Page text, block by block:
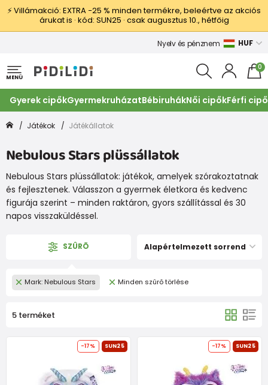
⚡ Villámakció: EXTRA −25 % minden termékre, beleértve az akciós
árukat is · kód: SUN25 · csak augusztus 10., hétfőig
Nyelv és pénznem HUF
MENÜ
0
Gyerek cipőkGyermekruházatBébiruhákNői cipőkFérfi
Játékok Játékállatok
Nebulous Stars plüssállatok
Nebulous Stars plüssállatok: játékok, amelyek szórakoztatnak
és fejlesztenek. Válasszon a gyermek életkora és kedvenc
figurája szerint – minden raktáron, gyors szállítással és 30
napos visszaküldéssel.
SZÛRÕ Alapértelmezett sorrend
Mark: Nebulous Stars Minden szûrõ törlése
5 terméket
-17% SUN25 -17% SUN25